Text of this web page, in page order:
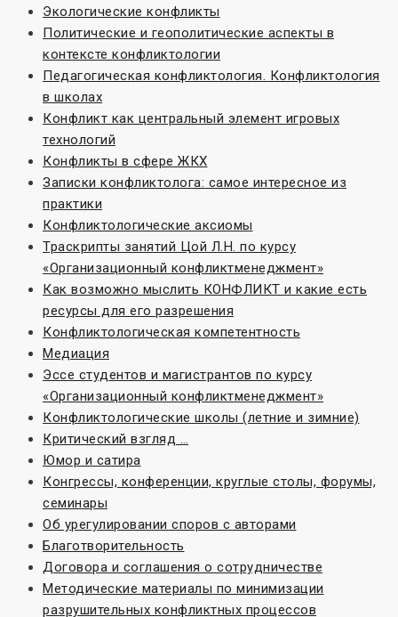
Экологические конфликты
Политические и геополитические аспекты в
контексте конфликтологии
Педагогическая конфликтология. Конфликтология
в школах
Конфликт как центральный элемент игровых
технологий
Конфликты в сфере ЖКХ
Записки конфликтолога: самое интересное из
практики
Конфликтологические аксиомы
Траскрипты занятий Цой Л.Н. по курсу
«Организационный конфликтменеджмент»
Как возможно мыслить КОНФЛИКТ и какие есть
ресурсы для его разрешения
Конфликтологическая компетентность
Медиация
Эссе студентов и магистрантов по курсу
«Организационный конфликтменеджмент»
Конфликтологические школы (летние и зимние)
Критический взгляд …
Юмор и сатира
Конгрессы, конференции, круглые столы, форумы,
семинары
Об урегулировании споров с авторами
Благотворительность
Договора и соглашения о сотрудничестве
Методические материалы по минимизации
разрушительных конфликтных процессов